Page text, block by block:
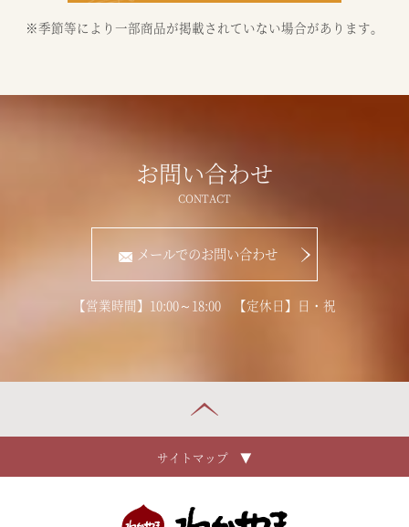
※季節等により一部商品が掲載されていない場合があります。
お問い合わせ
メールでのお問い合わせ
【営業時間】10:00～18:00 【定休日】日・祝
サイトマップ ▼